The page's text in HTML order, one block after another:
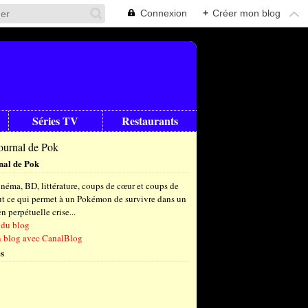
Connexion + Créer mon blog
Séries TV Restaurants
de Pok
BD, littérature, coups de cœur et coups de
ce qui permet à un Pokémon de survivre dans un
perpétuelle crise...
blog
blog avec CanalBlog